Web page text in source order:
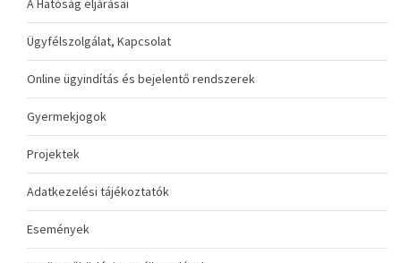
A Hatóság eljárásai
Ügyfélszolgálat, Kapcsolat
Online ügyindítás és bejelentő rendszerek
Gyermekjogok
Projektek
Adatkezelési tájékoztatók
Események